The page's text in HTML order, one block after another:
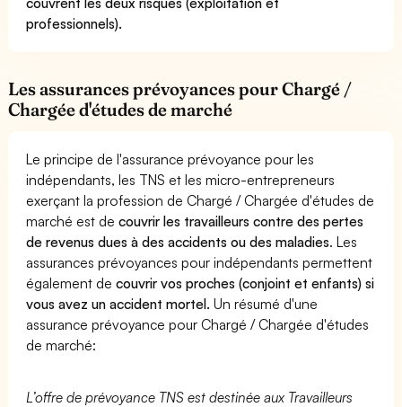
professionnels).
Les assurances prévoyances pour Chargé /
Chargée d'études de marché
Le principe de l'assurance prévoyance pour les
indépendants, les TNS et les micro-entrepreneurs
exerçant la profession de Chargé / Chargée d'études de
marché est decouvrir les travailleurs contre des pertes
de revenus dues à des accidents ou des maladies. Les
assurances prévoyances pour indépendants permettent
également decouvrir vos proches (conjoint et enfants) si
vous avez un accident mortel. Un résumé d'une
assurance prévoyance pour Chargé / Chargée d'études
de marché:
L’offre de prévoyance TNS est destinée aux Travailleurs